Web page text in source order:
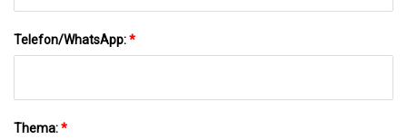
Telefon/WhatsApp:*
Thema:*